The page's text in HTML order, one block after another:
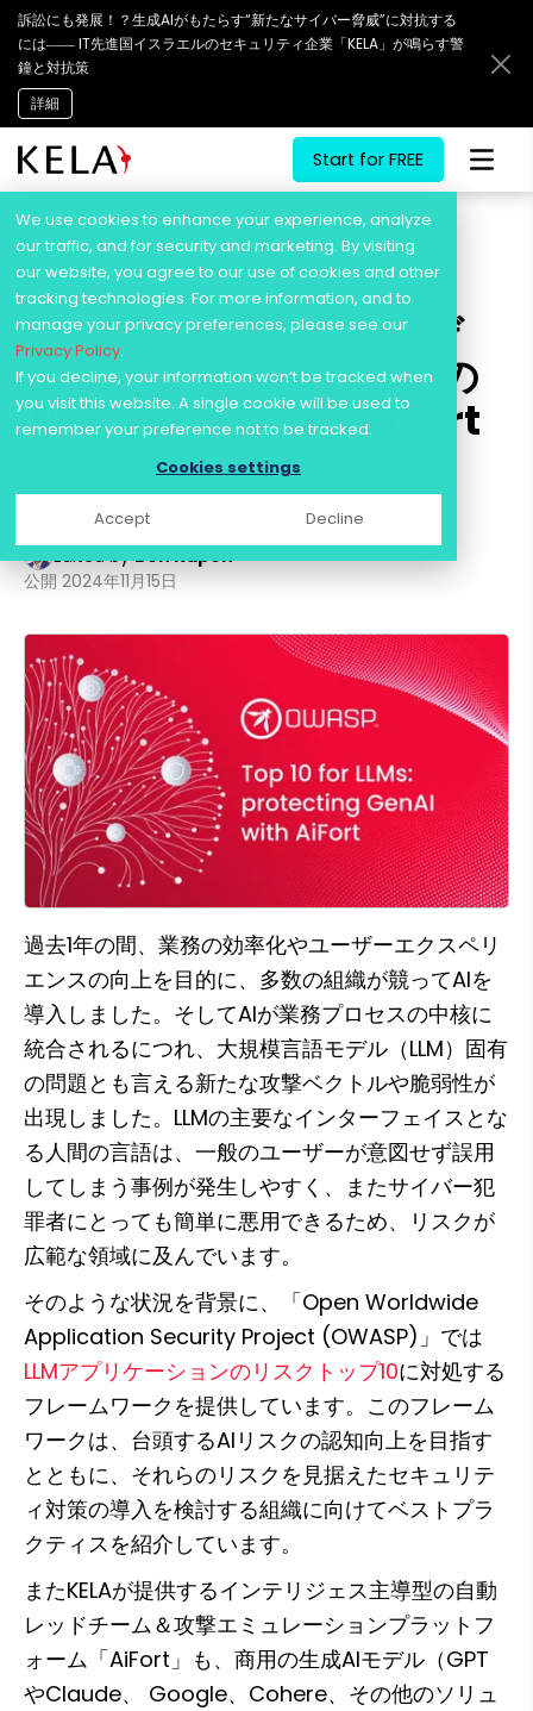
We use cookies to enhance your experience, analyze
our traffic, and for security and marketing. By visiting
our website, you agree to our use of cookies and other
tracking technologies. For more information, and to
manage your privacy preferences, please see our
Privacy Policy.
If you decline, your information won’t be tracked when
you visit this website. A single cookie will be used to
remember your preference not to be tracked.
Cookies settings
Accept Decline
Skip
content
訴訟にも発展！？生成AIがもたらす“新たなサイバー脅威”に対抗する
には―― IT先進国イスラエルのセキュリティ企業「KELA」が鳴らす警
鐘と対抗策
詳細
Start for FREE
OWASP大規模言語モデ
ル・アプリケーションの
リスクトップ10：AiFort
で生成AIを保護
KELA Cyber Team
Edited byBen Kapon
公開 2024年11月15日
過去1年の間、業務の効率化やユーザーエクスペリ
エンスの向上を目的に、多数の組織が競ってAIを
導入しました。そしてAIが業務プロセスの中核に
統合されるにつれ、大規模言語モデル（LLM）固有
の問題とも言える新たな攻撃ベクトルや脆弱性が
出現しました。LLMの主要なインターフェイスとな
る人間の言語は、一般のユーザーが意図せず誤用
してしまう事例が発生しやすく、またサイバー犯
罪者にとっても簡単に悪用できるため、リスクが
広範な領域に及んでいます。
そのような状況を背景に、「Open Worldwide
Application Security Project (OWASP)」では
LLMアプリケーションのリスクトップ10に対処する
フレームワークを提供しています。このフレーム
ワークは、台頭するAIリスクの認知向上を目指す
とともに、それらのリスクを見据えたセキュリテ
ィ対策の導入を検討する組織に向けてベストプラ
クティスを紹介しています。
またKELAが提供するインテリジェス主導型の自動
レッドチーム＆攻撃エミュレーションプラットフ
ォーム「AiFort」も、商用の生成AIモデル（GPT
やClaude、 Google、Cohere、その他のソリュ